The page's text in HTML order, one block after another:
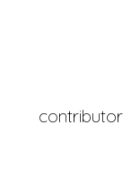
contributor